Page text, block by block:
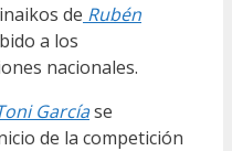
de Rubén
a los
nacionales.
Garcíase
de la competición